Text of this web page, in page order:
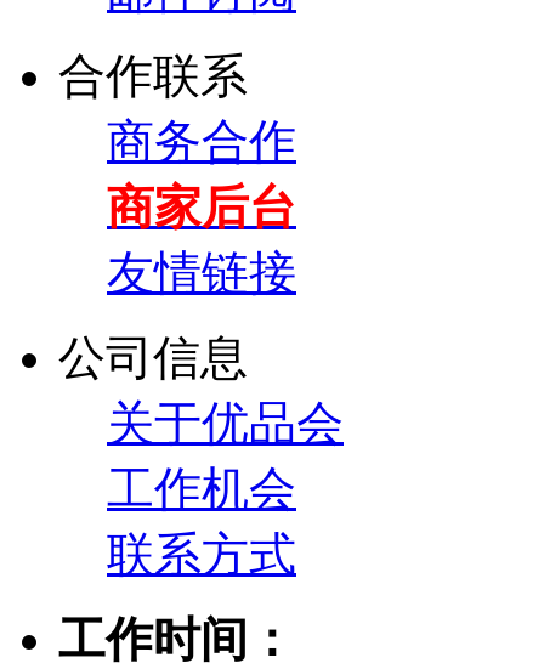
合作联系
商务合作
商家后台
友情链接
公司信息
关于优品会
工作机会
联系方式
工作时间：